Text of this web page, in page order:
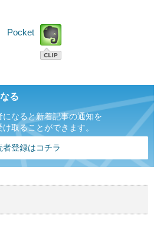
Pocket
る
になると新着記事の通知を
け取ることができます。
者登録はコチラ